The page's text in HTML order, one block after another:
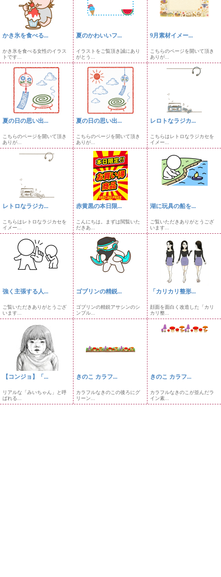
かき氷を食べる...
かき氷を食べる女性のイラス
トです...
夏のかわいいフ...
イラストをご覧頂き誠にあり
がとう...
9月素材イメー...
こちらのページを開いて頂き
ありが...
夏の日の思い出...
こちらのページを開いて頂き
ありが...
夏の日の思い出...
こちらのページを開いて頂き
ありが...
レロトなラジカ...
こちらはレトロなラジカセを
イメー...
レトロなラジカ...
こちらはレトロなラジカセを
イメー...
赤黄黒の本日限...
こんにちは。まずは閲覧いた
だきあ...
湖に玩具の船を...
ご覧いただきありがとうござ
います...
強く主張する人...
ご覧いただきありがとうござ
います...
ゴブリンの精鋭...
ゴブリンの精鋭アサシンのシ
ンプル...
「カリカリ整形...
顔面を面白く改造した「カリ
カリ整...
【コンジョ】「...
リアルな「みいちゃん」と呼
ばれる...
きのこ カラフ...
カラフルなきのこの後ろにグ
リーン...
きのこ カラフ...
カラフルなきのこが並んだラ
イン素...